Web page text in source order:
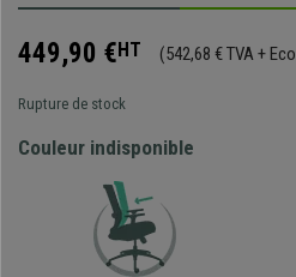
449,90 €HT (542,68 € TVA +
Rupture de stock
Couleur indisponible